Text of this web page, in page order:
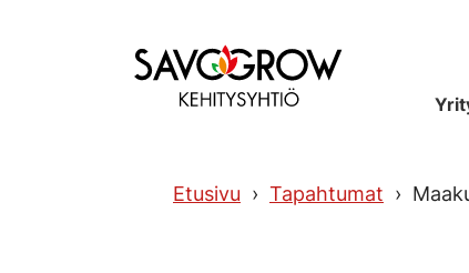
Etusivu
Etusivu Tapahtumat